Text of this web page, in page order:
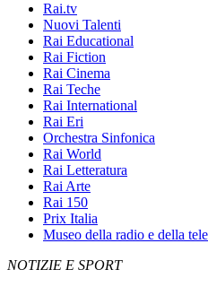
Rai.tv
Nuovi Talenti
Rai Educational
Rai Fiction
Rai Cinema
Rai Teche
Rai International
Rai Eri
Orchestra Sinfonica
Rai World
Rai Letteratura
Rai Arte
Rai 150
Prix Italia
Museo della radio e della
NOTIZIE E SPORT